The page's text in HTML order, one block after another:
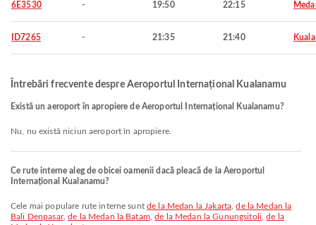
6E3530 - 19:50 22:15
ID7265 - 21:35 21:40
Întrebări frecvente despre Aeroportul Internațional Kualanamu
Există un aeroport în apropiere de Aeroportul Internațional Kualanamu?
Nu, nu există niciun aeroport în apropiere.
Ce rute interne aleg de obicei oamenii dacă pleacă de la Aeroportul
Internațional Kualanamu?
Cele mai populare rute interne suntde la Medan la Jakarta ,de la Medan la
Bali Denpasar,de la Medan la Batam ,de la Medan la Gunungsitoli ,de la